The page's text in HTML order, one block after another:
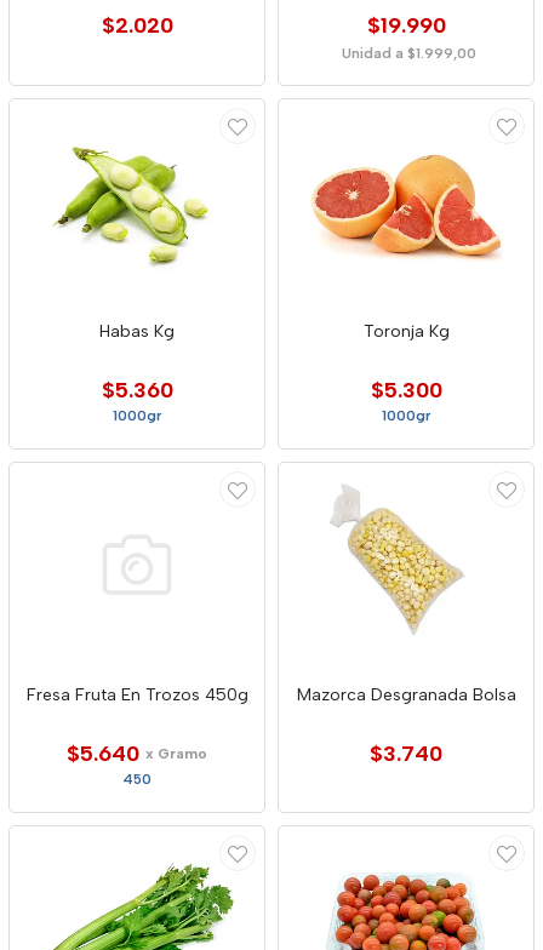
$2.020 $19.990
Unidad a $1.999,00
Habas Kg
$5.360
1000gr
Toronja Kg
$5.300
1000gr
Fresa Fruta En Trozos 450g
$5.640 x Gramo
450
Mazorca Desgranada Bolsa
$3.740